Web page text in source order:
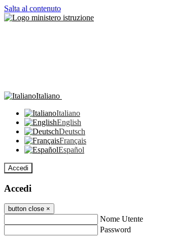
Salta al contenuto
Italiano
Italiano
English
Deutsch
Français
Español
Accedi
Accedi
button close ×
Nome Utente
Password